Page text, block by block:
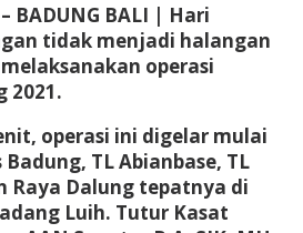
BADUNG BALI | Hari
tidak menjadi halangan
operasi
2021.
operasi ini digelar mulai
TL Abianbase, TL
Raya Dalung tepatnya di
Luih. Tutur Kasat